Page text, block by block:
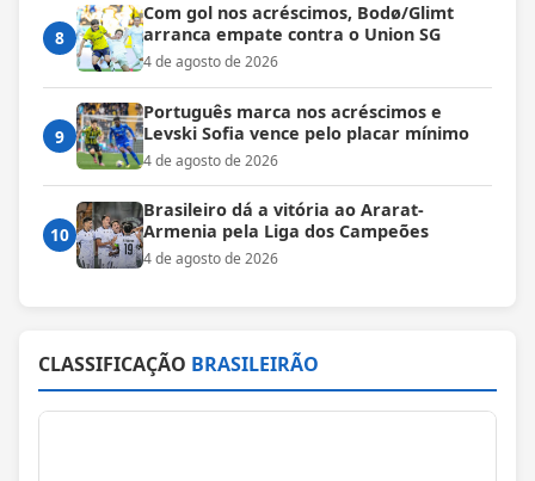
8
Com gol nos acréscimos, Bodø/Glimt
arranca empate contra o Union SG
4 de agosto de 2026
9
Português marca nos acréscimos e
Levski Sofia vence pelo placar mínimo
4 de agosto de 2026
10
Brasileiro dá a vitória ao Ararat-
Armenia pela Liga dos Campeões
4 de agosto de 2026
CLASSIFICAÇÃO BRASILEIRÃO